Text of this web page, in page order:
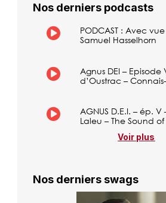
Nos derniers podcasts
PODCAST : Avec vue
Samuel Hasselhorn
Agnus DEI –
d’Oustrac –
AGNUS D.E.I. – ép.
Laleu – The Sound
Voir plus
Nos derniers swags